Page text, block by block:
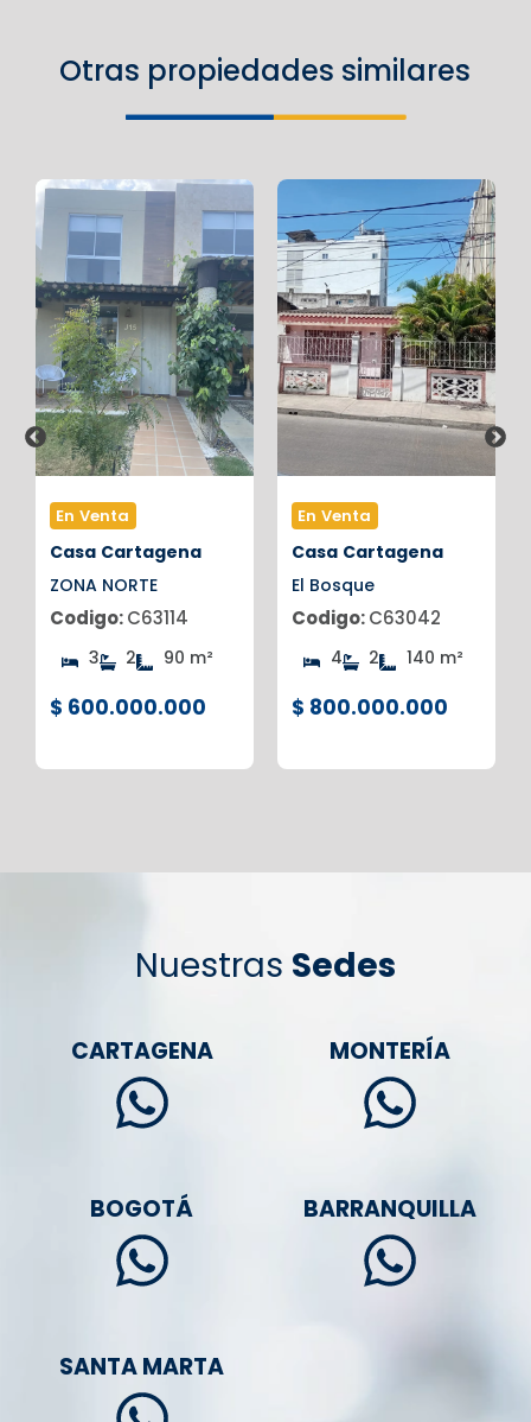
Otras propiedades similares
En Venta
Casa Cartagena
ZONA NORTE
Codigo:C63114
3 2 90 m²
$ 600.000.000
En Venta
Casa Cartagena
El Bosque
Codigo:C63042
4 2 140 m²
$ 800.000.000
Nuestras Sedes
CARTAGENA MONTERÍA
BOGOTÁ BARRANQUILLA
SANTA MARTA